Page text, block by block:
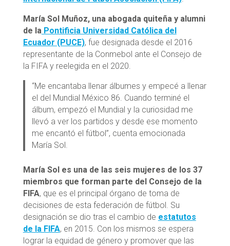
María Sol Muñoz, una abogada quiteña y alumni
de laPontificia Universidad Católica del
Ecuador (PUCE), fue designada desde el 2016
representante de la Conmebol ante el Consejo de
la FIFA y reelegida en el 2020.
“Me encantaba llenar álbumes y empecé a llenar
el del Mundial México 86. Cuando terminé el
álbum, empezó el Mundial y la curiosidad me
llevó a ver los partidos y desde ese momento
me encantó el fútbol”, cuenta emocionada
María Sol.
María Sol es una de las seis mujeres de los 37
miembros que forman parte del Consejo de la
FIFA, que es el principal órgano de toma de
decisiones de esta federación de fútbol. Su
designación se dio tras el cambio de estatutos
de la FIFA, en 2015. Con los mismos se espera
lograr la equidad de género y promover que las